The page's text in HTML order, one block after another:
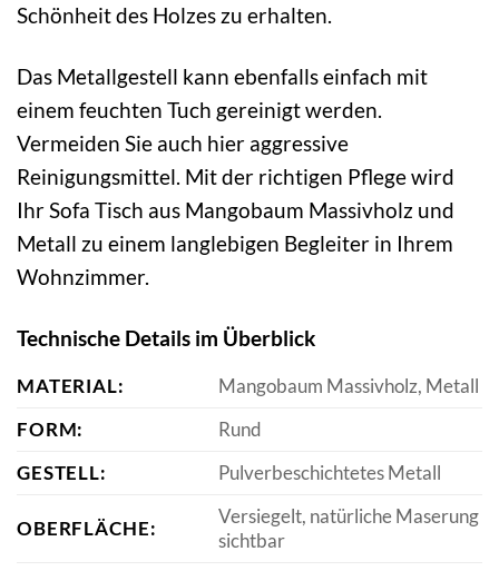
Schönheit des Holzes zu erhalten.
Das Metallgestell kann ebenfalls einfach mit
einem feuchten Tuch gereinigt werden.
Vermeiden Sie auch hier aggressive
Reinigungsmittel. Mit der richtigen Pflege wird
Ihr Sofa Tisch aus Mangobaum Massivholz und
Metall zu einem langlebigen Begleiter in Ihrem
Wohnzimmer.
Technische Details im Überblick
MATERIAL:
Mangobaum Massivholz, Metall
FORM:
Rund
GESTELL:
Pulverbeschichtetes Metall
OBERFLÄCHE:
Versiegelt, natürliche Maserung
sichtbar